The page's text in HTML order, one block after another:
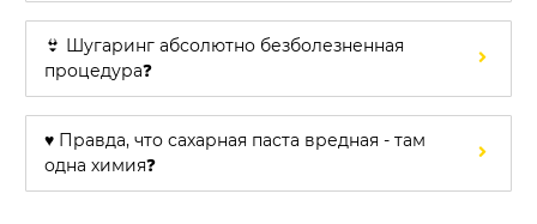
👙 Шугаринг абсолютно безболезненная
процедура❓
♥️ Правда, что сахарная паста вредная - там
одна химия❓